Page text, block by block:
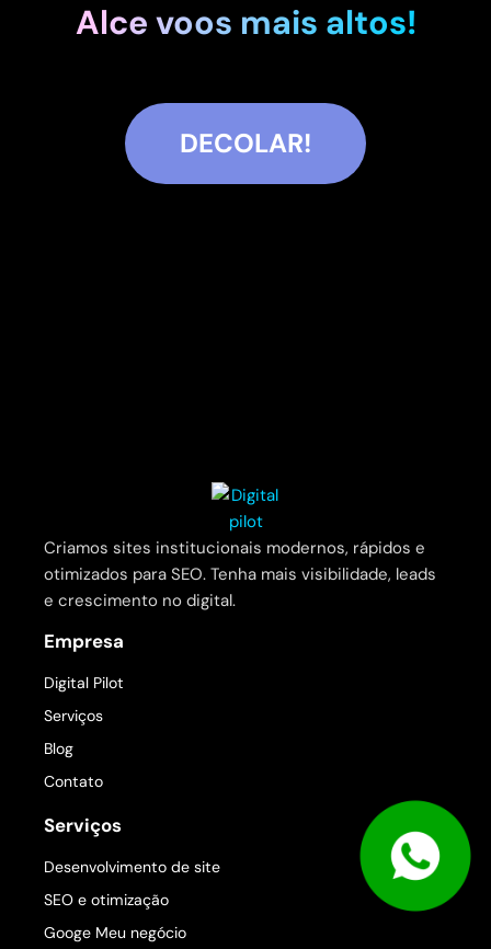
Alce voos mais altos!
DECOLAR!
Criamos sites institucionais modernos, rápidos e
otimizados para SEO. Tenha mais visibilidade, leads
e crescimento no digital.
Empresa
Digital Pilot
Serviços
Blog
Contato
Serviços
Desenvolvimento de site
SEO e otimização
Googe Meu negócio